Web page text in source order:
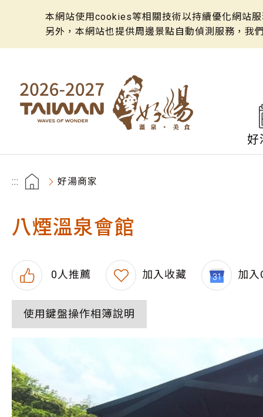
本網站使用cookies等相關技術以持續優化網站
另外，本網站也提供周邊景點自動偵測服務，我
好
::: 好湯商家
八煙溫泉會館
0 人推薦 加入收藏 加
使用鍵盤操作相簿說明